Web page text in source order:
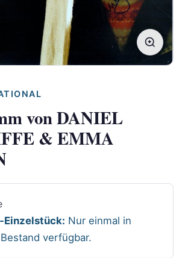
von DANIEL
& EMMA
Einzelstück: Nur einmal in
verfügbar.